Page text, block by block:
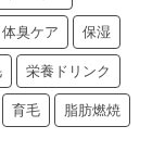
体臭ケア 保湿
栄養ドリンク
育毛 脂肪燃焼